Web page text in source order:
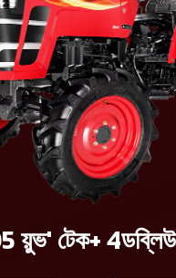
য়ুভ' টেক+